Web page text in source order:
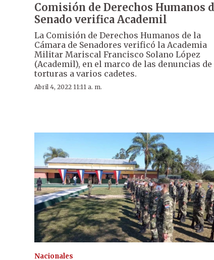
Comisión de Derechos Humanos
Senado verifica Academil
La Comisión de Derechos Humanos de la
Cámara de Senadores verificó la Academia
Militar Mariscal Francisco Solano López
(Academil), en el marco de las denuncias de
torturas a varios cadetes.
Abril 4, 2022 11:11 a. m.
Nacionales